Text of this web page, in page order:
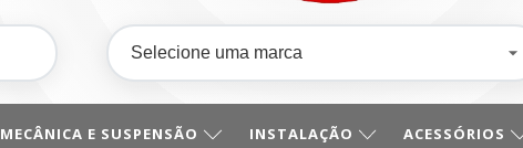
MECÂNICA E SUSPENSÃO INSTALAÇÃO ACESSÓRIOS